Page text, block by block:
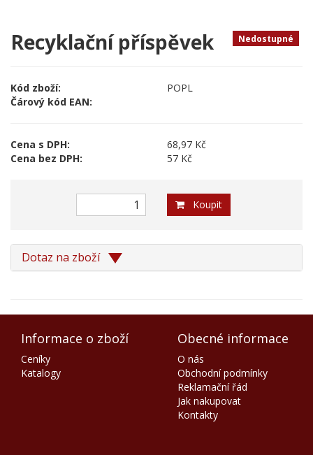
Nedostupné
Recyklační příspěvek
Kód zboží:
POPL
Čárový kód EAN:
Cena s DPH:
68,97 Kč
Cena bez DPH:
57 Kč
Koupit
Dotaz na zboží
Informace o zboží
Ceníky
Katalogy
Obecné informace
O nás
Obchodní podmínky
Reklamační řád
Jak nakupovat
Kontakty